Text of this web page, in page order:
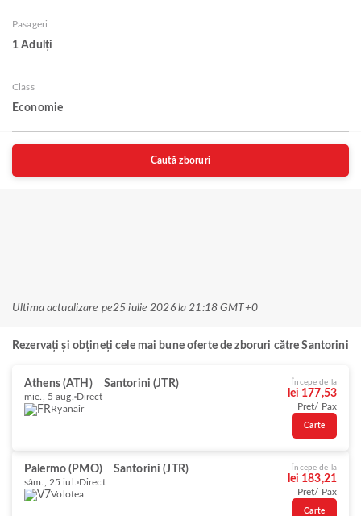
Pasageri
1 Adulți
Class
Economie
Caută zboruri
Ultima actualizare pe25 iulie 2026 la 21:18 GMT+0
Rezervați și obțineți cele mai bune oferte de zboruri către Santorini
Athens (ATH) Santorini (JTR)
mie., 5 aug. Direct
Ryanair
Începe de la
lei 177,53
Preț/ Pax
Carte
Palermo (PMO) Santorini (JTR)
sâm., 25 iul.
Direct
Volotea
Începe de la
lei 183,21
Preț/ Pax
Carte